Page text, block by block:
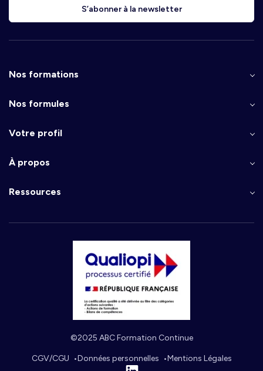
S’abonner à la newsletter
Nos formations
Nos formules
Votre profil
À propos
Ressources
©2025 ABC Formation Continue
CGV/CGU Données personnelles
Mentions Légales